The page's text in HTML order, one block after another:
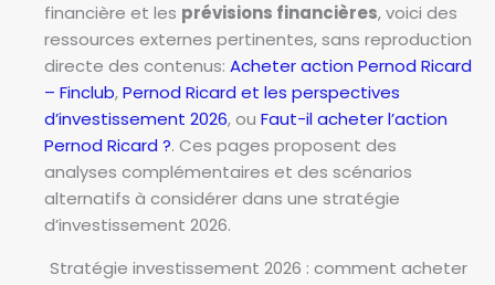
financière et les prévisions financières, voici des
ressources externes pertinentes, sans reproduction
directe des contenus: Acheter action Pernod Ricard
– Finclub,Pernod Ricard et les perspectives
d’investissement 2026, ou Faut-il acheter l’action
Pernod Ricard ?. Ces pages proposent des
analyses complémentaires et des scénarios
alternatifs à considérer dans une stratégie
d’investissement 2026.
Stratégie investissement 2026 : comment acheter